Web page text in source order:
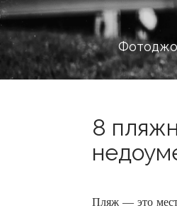
8
Пляж — это